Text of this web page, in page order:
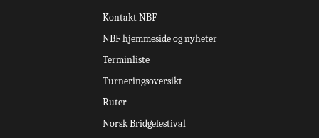
Kontakt NBF
NBF hjemmeside og nyheter
Terminliste
Turneringsoversikt
Ruter
Norsk Bridgefestival